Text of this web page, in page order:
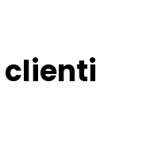
clienti